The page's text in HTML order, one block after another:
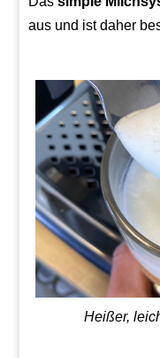
aus und ist daher
Heißer,